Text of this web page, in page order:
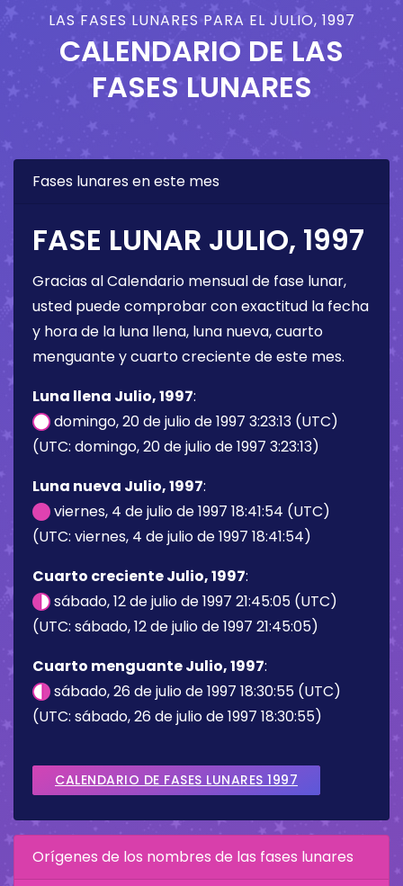
LAS FASES LUNARES PARA EL JULIO, 1997
CALENDARIO DE LAS
FASES LUNARES
Fases lunares en este mes
FASE LUNAR JULIO, 1997
Gracias al Calendario mensual de fase lunar,
usted puede comprobar con exactitud la fecha
y hora de la luna llena, luna nueva, cuarto
menguante y cuarto creciente de este mes.
Luna llena Julio, 1997:
domingo, 20 de julio de 1997 3:23:13 (UTC)
(UTC: domingo, 20 de julio de 1997 3:23:13)
Luna nueva Julio, 1997:
viernes, 4 de julio de 1997 18:41:54 (UTC)
(UTC: viernes, 4 de julio de 1997 18:41:54)
Cuarto creciente Julio, 1997:
sábado, 12 de julio de 1997 21:45:05 (UTC)
(UTC: sábado, 12 de julio de 1997 21:45:05)
Cuarto menguante Julio, 1997:
sábado, 26 de julio de 1997 18:30:55 (UTC)
(UTC: sábado, 26 de julio de 1997 18:30:55)
CALENDARIO DE FASES LUNARES 1997
Orígenes de los nombres de las fases lunares